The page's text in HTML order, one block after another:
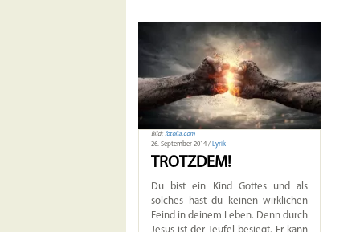
Bild: fotolia.com
26. September 2014 / Lyrik
TROTZDEM!
Du bist ein Kind Gottes und als
solches hast du keinen wirklichen
Feind in deinem Leben. Denn durch